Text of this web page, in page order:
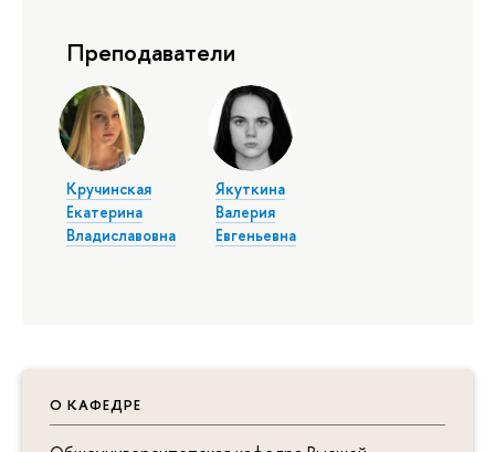
О КАФЕДРЕ
Преподаватели
Кручинская
Екатерина
Владиславовна
Якуткина
Валерия
Евгеньевна